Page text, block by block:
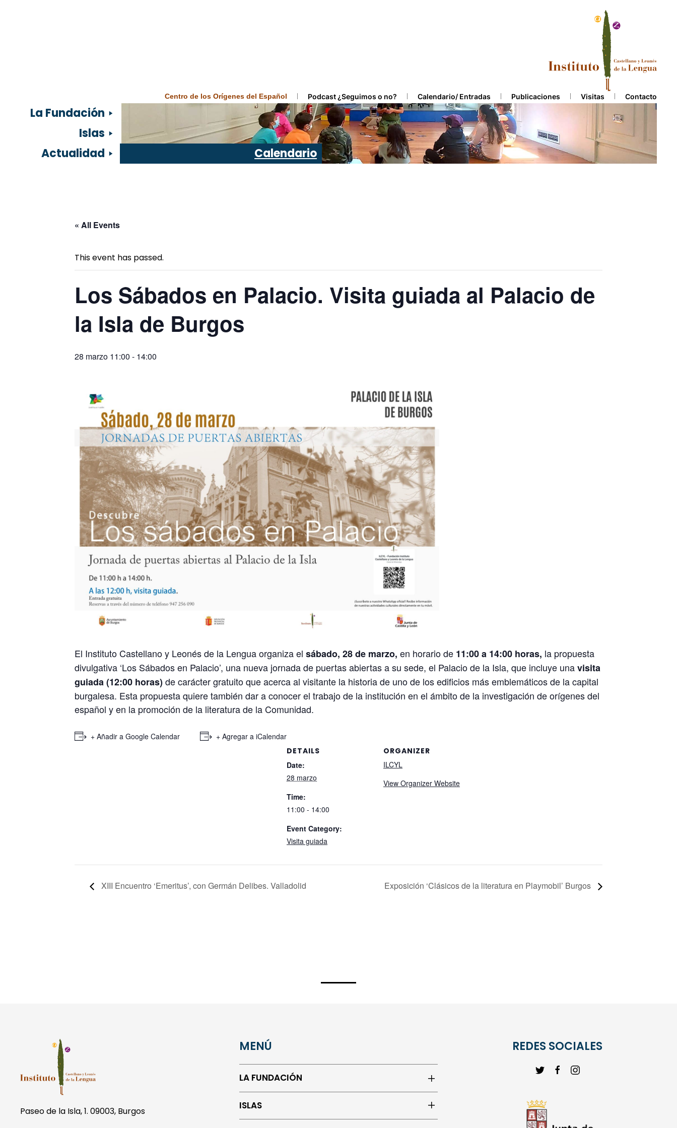
Centro de los Orígenes del Español Podcast ¿Seguimos o no? Calendario/ Entradas Publicaciones Visitas Contacto
La Fundación
Islas
Actualidad
Calendario
« All Events
This event has passed.
Los Sábados en Palacio. Visita guiada al Palacio de
la Isla de Burgos
28 marzo 11:00 - 14:00
El Instituto Castellano y Leonés de la Lengua organiza el sábado, 28 de marzo, en horario de 11:00 a 14:00 horas, la propuesta
divulgativa ‘Los Sábados en Palacio’, una nueva jornada de puertas abiertas a su sede, el Palacio de la Isla, que incluye unavisita
guiada (12:00 horas)de carácter gratuito que acerca al visitante la historia de uno de los edificios más emblemáticos de la capital
burgalesa. Esta propuesta quiere también dar a conocer el trabajo de la institución en el ámbito de la investigación de orígenes del
español y en la promoción de la literatura de la Comunidad.
+ Añadir a Google Calendar
+ Agregar a iCalendar
DETAILS
Date:
28 marzo
Time:
11:00 - 14:00
Event Category:
Visita guiada
ORGANIZER
ILCYL
View Organizer Website
XIII Encuentro ‘Emeritus’, con Germán Delibes. Valladolid Exposición ‘Clásicos de la literatura en Playmobil’ Burgos
Paseo de la Isla, 1. 09003, Burgos
MENÚ
LA FUNDACIÓN
ISLAS
REDES SOCIALES